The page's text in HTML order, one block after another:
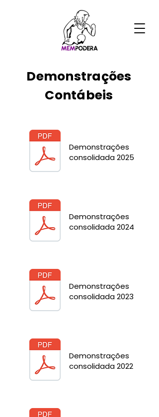
Demonstrações
Contábeis
Demonstrações
consolidada 2025
Demonstrações
consolidada 2024
Demonstrações
consolidada 2023
Demonstrações
consolidada 2022